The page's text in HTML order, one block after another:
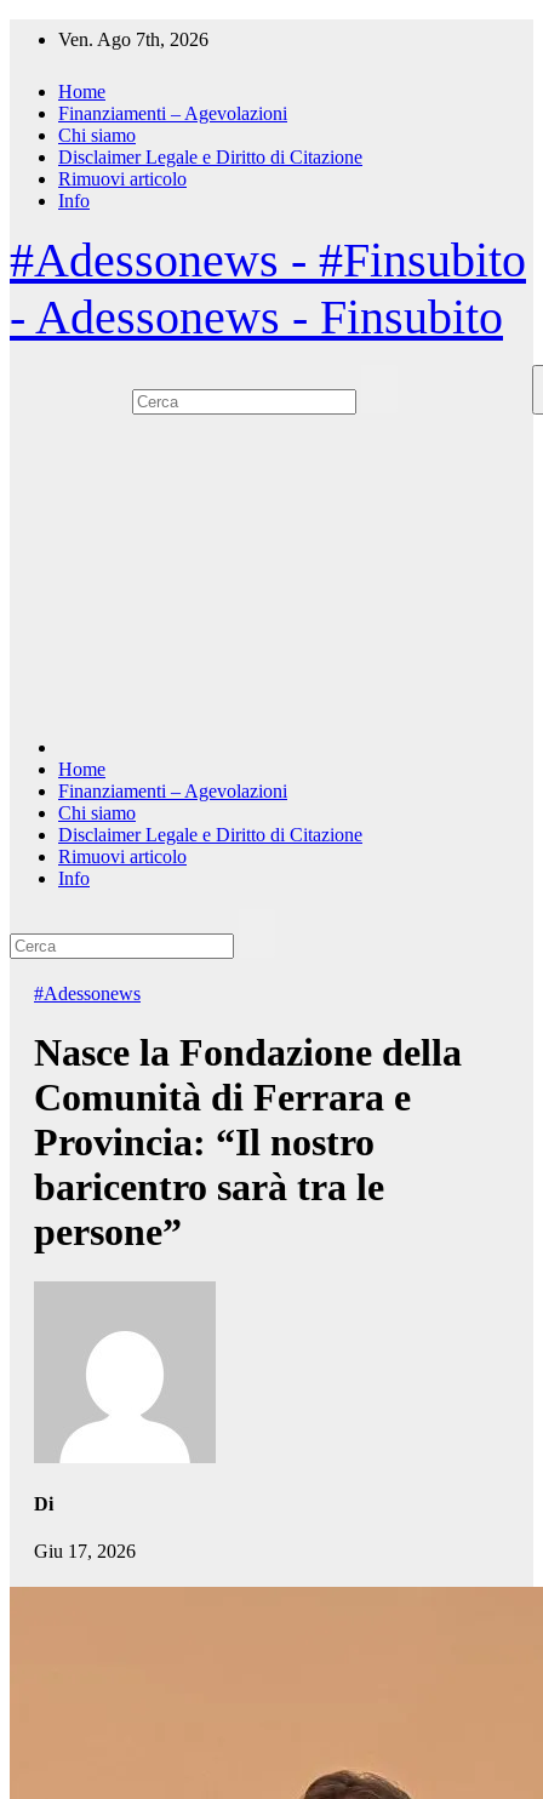
Ven. Ago 7th, 2026
Home
Finanziamenti – Agevolazioni
Chi siamo
Disclaimer Legale e Diritto di Citazione
Rimuovi articolo
Info
#Adessonews - #Finsubito
- Adessonews - Finsubito
Home
Finanziamenti – Agevolazioni
Chi siamo
Disclaimer Legale e Diritto di Citazione
Rimuovi articolo
Info
#Adessonews
Nasce la Fondazione della
Comunità di Ferrara e
Provincia: “Il nostro
baricentro sarà tra le
persone”
Di
Giu 17, 2026